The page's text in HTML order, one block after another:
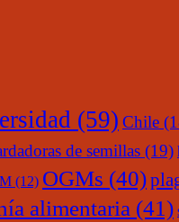
(59) Chile
de semillas (19)
(12) OGMs (40)
alimentaria (41)